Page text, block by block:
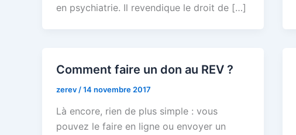
en psychiatrie. Il revendique le droit de […]
Comment faire un don au REV ?
zerev /14 novembre 2017
Là encore, rien de plus simple : vous
pouvez le faire en ligne ou envoyer un